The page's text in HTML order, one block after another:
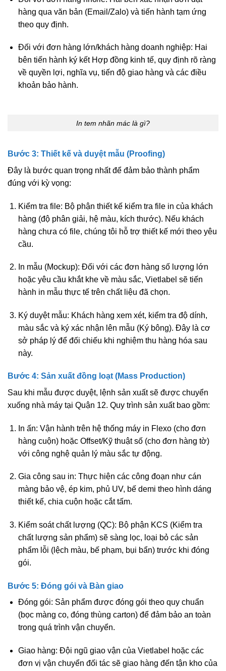
hàng qua văn bản (Email/Zalo) và tiến hành tạm ứng
theo quy định.
Đối với đơn hàng lớn/khách hàng doanh nghiệp: Hai
bên tiến hành ký kết Hợp đồng kinh tế, quy định rõ ràng
về quyền lợi, nghĩa vụ, tiến độ giao hàng và các điều
khoản bảo hành.
In tem nhãn mác là gì?
Bước 3: Thiết kế và duyệt mẫu (Proofing)
Đây là bước quan trọng nhất để đảm bảo thành phẩm
đúng với kỳ vọng:
Kiểm tra file: Bộ phận thiết kế kiểm tra file in của khách
hàng (độ phân giải, hệ màu, kích thước). Nếu khách
hàng chưa có file, chúng tôi hỗ trợ thiết kế mới theo yêu
cầu.
In mẫu (Mockup): Đối với các đơn hàng số lượng lớn
hoặc yêu cầu khắt khe về màu sắc, Vietlabel sẽ tiến
hành in mẫu thực tế trên chất liệu đã chọn.
Ký duyệt mẫu: Khách hàng xem xét, kiểm tra độ dính,
màu sắc và ký xác nhận lên mẫu (Ký bông). Đây là cơ
sở pháp lý để đối chiếu khi nghiệm thu hàng hóa sau
này.
Bước 4: Sản xuất đồng loạt (Mass Production)
Sau khi mẫu được duyệt, lệnh sản xuất sẽ được chuyển
xuống nhà máy tại Quận 12. Quy trình sản xuất bao gồm:
In ấn: Vận hành trên hệ thống máy in Flexo (cho đơn
hàng cuộn) hoặc Offset/Kỹ thuật số (cho đơn hàng tờ)
với công nghệ quản lý màu sắc tự động.
Gia công sau in: Thực hiện các công đoạn như cán
màng bảo vệ, ép kim, phủ UV, bế demi theo hình dáng
thiết kế, chia cuộn hoặc cắt tấm.
Kiểm soát chất lượng (QC): Bộ phận KCS (Kiểm tra
chất lượng sản phẩm) sẽ sàng lọc, loại bỏ các sản
phẩm lỗi (lệch màu, bế phạm, bụi bẩn) trước khi đóng
gói.
Bước 5: Đóng gói và Bàn giao
Đóng gói: Sản phẩm được đóng gói theo quy chuẩn
(bọc màng co, đóng thùng carton) để đảm bảo an toàn
trong quá trình vận chuyển.
Giao hàng: Đội ngũ giao vận của Vietlabel hoặc các
đơn vị vận chuyển đối tác sẽ giao hàng đến tận kho của